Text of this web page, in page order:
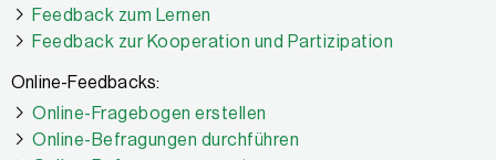
Feedback zum Lernen
Feedback zur Kooperation und Partizipation
Online-Feedbacks:
Online-Fragebogen erstellen
Online-Befragungen durchführen